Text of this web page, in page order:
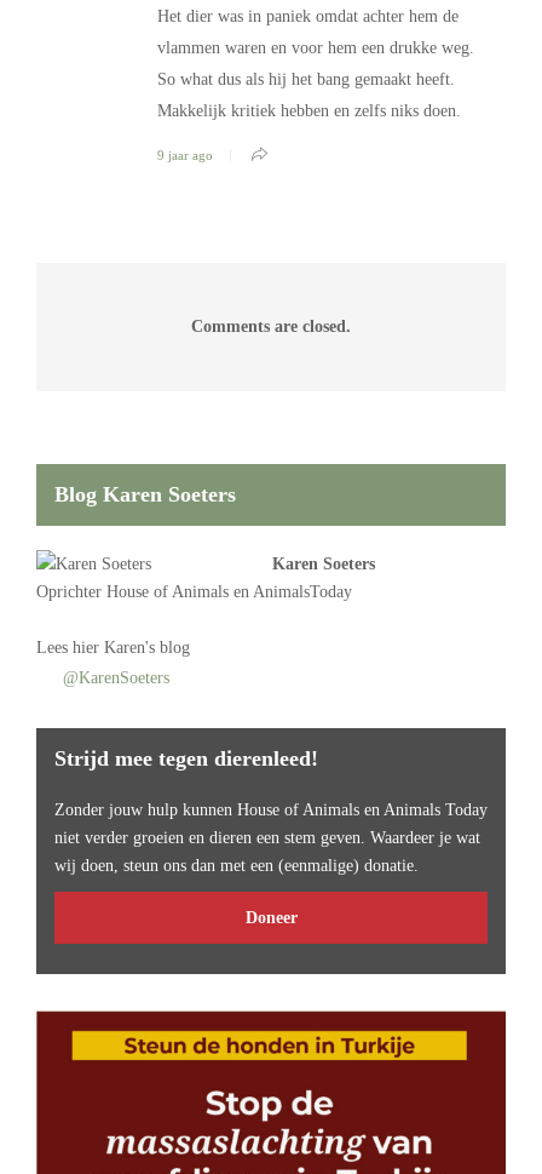
Het dier was in paniek omdat achter hem de
vlammen waren en voor hem een drukke weg.
So what dus als hij het bang gemaakt heeft.
Makkelijk kritiek hebben en zelfs niks doen.
9 jaar ago
Comments are closed.
Blog Karen Soeters
Karen Soeters
Oprichter House of Animals en AnimalsToday
Lees hier Karen's blog
@KarenSoeters
Strijd mee tegen dierenleed!
Zonder jouw hulp kunnen House of Animals en Animals Today
niet verder groeien en dieren een stem geven. Waardeer je wat
wij doen, steun ons dan met een (eenmalige) donatie.
Doneer